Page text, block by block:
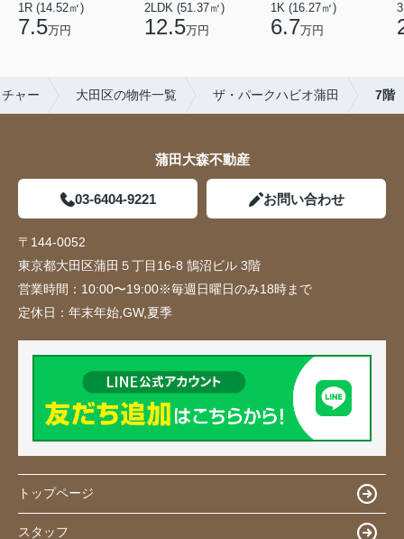
1R (14.52㎡)
7.5万円
2LDK (51.37㎡)
12.5万円
1K (16.27㎡)
6.7万円
ャー 大田区の物件一覧 ザ・パークハビオ蒲田 7階
蒲田大森不動産
03-6404-9221 お問い合わせ
〒144-0052
東京都大田区蒲田５丁目16-8 鵠沼ビル 3階
営業時間： 10:00〜19:00※毎週日曜日のみ18時まで
定休日： 年末年始,GW,夏季
トップページ
スタッフ